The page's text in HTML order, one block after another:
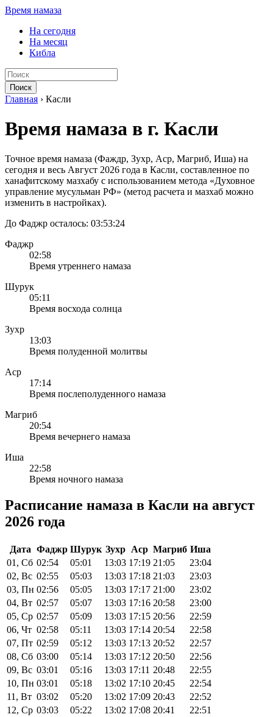
Время намаза
На сегодня
На месяц
Кибла
Поиск
Главная › Касли
Время намаза в г. Касли
Точное время намаза (Фаждр, Зухр, Аср, Магриб, Иша) на
сегодня и весь Август 2026 года в Касли, составленное по
ханафитскому мазхабу с использованием метода «Духовное
управление мусульман РФ» (метод расчета и мазхаб можно
изменить в настройках).
До Фаджр осталось: 03:53:24
Фаджр
02:58
Время утреннего намаза
Шурук
05:11
Время восхода солнца
Зухр
13:03
Время полуденной молитвы
Аср
17:14
Время послеполуденного намаза
Магриб
20:54
Время вечернего намаза
Иша
22:58
Время ночного намаза
Расписание намаза в Касли на август
2026 года
Дата Фаджр Шурук Зухр Аср Магриб Иша
01, Сб 02:54 05:01 13:03 17:19 21:05
23:04
02, Вс 02:55 05:03 13:03 17:18 21:03
23:03
03, Пн 02:56 05:05 13:03 17:17 21:00
23:02
04, Вт 02:57 05:07 13:03 17:16 20:58
23:00
05, Ср 02:57 05:09 13:03 17:15 20:56
22:59
06, Чт 02:58 05:11 13:03 17:14 20:54
22:58
07, Пт 02:59 05:12 13:03 17:13 20:52
22:57
08, Сб 03:00 05:14 13:03 17:12 20:50
22:56
09, Вс 03:01 05:16 13:03 17:11 20:48
22:55
10, Пн 03:01 05:18 13:02 17:10 20:45
22:54
11, Вт 03:02 05:20 13:02 17:09 20:43
22:52
12, Ср 03:03 05:22 13:02 17:08 20:41
22:51